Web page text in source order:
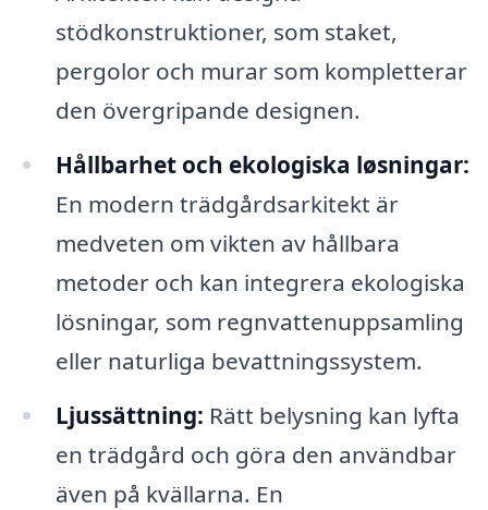
stödkonstruktioner, som staket,
pergolor och murar som kompletterar
den övergripande designen.
Hållbarhet och ekologiska løsningar:
En modern trädgårdsarkitekt är
medveten om vikten av hållbara
metoder och kan integrera ekologiska
lösningar, som regnvattenuppsamling
eller naturliga bevattningssystem.
Ljussättning: Rätt belysning kan lyfta
en trädgård och göra den användbar
även på kvällarna. En